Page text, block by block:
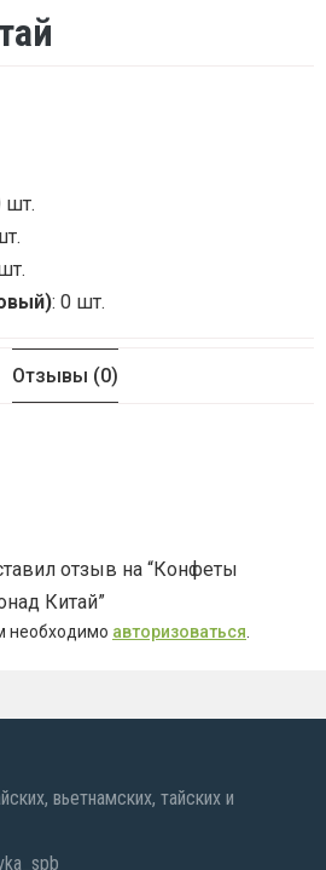
шт.
: 0 шт.
Отзывы (0)
отзыв на “Конфеты
Китай”
необходимо авторизоваться
вьетнамских, тайских и